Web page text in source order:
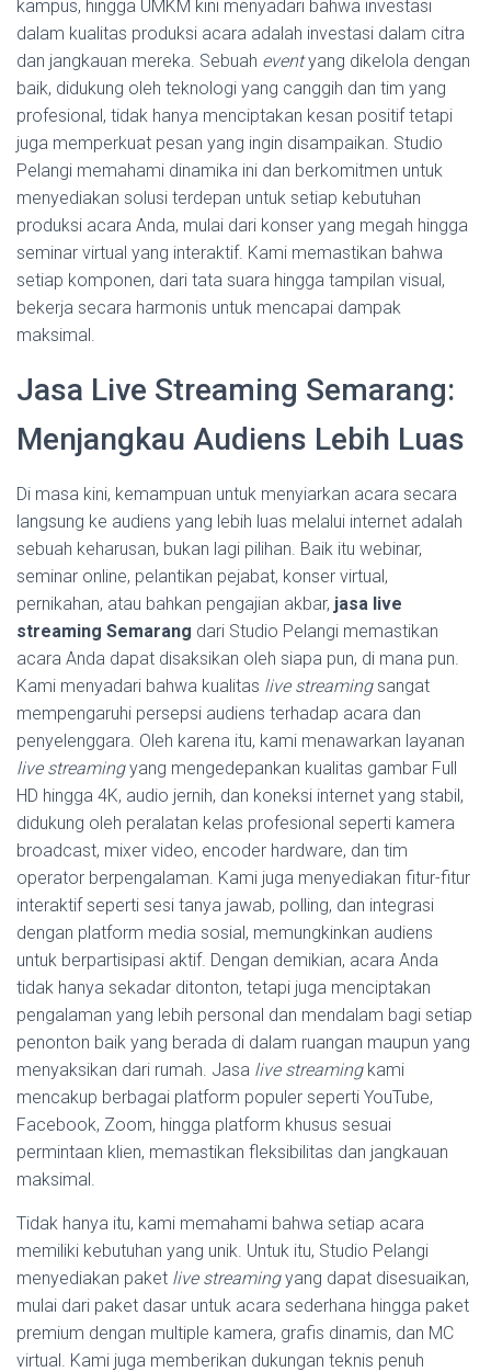
kampus, hingga UMKM kini menyadari bahwa investasi
dalam kualitas produksi acara adalah investasi dalam citra
dan jangkauan mereka. Sebuah eventyang dikelola dengan
baik, didukung oleh teknologi yang canggih dan tim yang
profesional, tidak hanya menciptakan kesan positif tetapi
juga memperkuat pesan yang ingin disampaikan. Studio
Pelangi memahami dinamika ini dan berkomitmen untuk
menyediakan solusi terdepan untuk setiap kebutuhan
produksi acara Anda, mulai dari konser yang megah hingga
seminar virtual yang interaktif. Kami memastikan bahwa
setiap komponen, dari tata suara hingga tampilan visual,
bekerja secara harmonis untuk mencapai dampak
maksimal.
Jasa Live Streaming Semarang:
Menjangkau Audiens Lebih Luas
Di masa kini, kemampuan untuk menyiarkan acara secara
langsung ke audiens yang lebih luas melalui internet adalah
sebuah keharusan, bukan lagi pilihan. Baik itu webinar,
seminar online, pelantikan pejabat, konser virtual,
pernikahan, atau bahkan pengajian akbar, jasa live
streaming Semarang dari Studio Pelangi memastikan
acara Anda dapat disaksikan oleh siapa pun, di mana pun.
Kami menyadari bahwa kualitas live streamingsangat
mempengaruhi persepsi audiens terhadap acara dan
penyelenggara. Oleh karena itu, kami menawarkan layanan
live streamingyang mengedepankan kualitas gambar Full
HD hingga 4K, audio jernih, dan koneksi internet yang stabil,
didukung oleh peralatan kelas profesional seperti kamera
broadcast, mixer video, encoder hardware, dan tim
operator berpengalaman. Kami juga menyediakan fitur-fitur
interaktif seperti sesi tanya jawab, polling, dan integrasi
dengan platform media sosial, memungkinkan audiens
untuk berpartisipasi aktif. Dengan demikian, acara Anda
tidak hanya sekadar ditonton, tetapi juga menciptakan
pengalaman yang lebih personal dan mendalam bagi setiap
penonton baik yang berada di dalam ruangan maupun yang
menyaksikan dari rumah. Jasa live streamingkami
mencakup berbagai platform populer seperti YouTube,
Facebook, Zoom, hingga platform khusus sesuai
permintaan klien, memastikan fleksibilitas dan jangkauan
maksimal.
Tidak hanya itu, kami memahami bahwa setiap acara
memiliki kebutuhan yang unik. Untuk itu, Studio Pelangi
menyediakan paket live streamingyang dapat disesuaikan,
mulai dari paket dasar untuk acara sederhana hingga paket
premium dengan multiple kamera, grafis dinamis, dan MC
virtual. Kami juga memberikan dukungan teknis penuh